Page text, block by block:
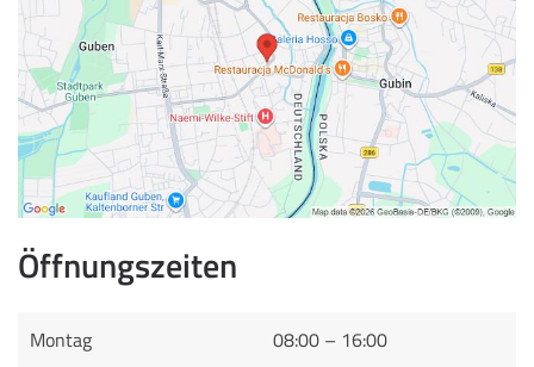
Öffnungszeiten
Montag
08:00 – 16:00